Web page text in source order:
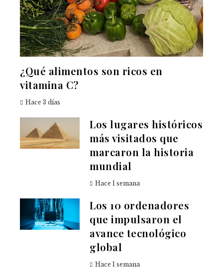
¿Qué alimentos son ricos en
vitamina C?
Hace 3 días
Los lugares históricos
más visitados que
marcaron la historia
mundial
Hace 1 semana
Los 10 ordenadores
que impulsaron el
avance tecnológico
global
Hace 1 semana